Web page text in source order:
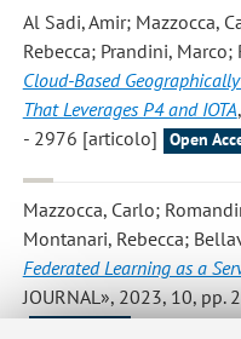
Al Sadi, Amir; Mazzocca,
Rebecca; Prandini,
Cloud-Based
That Leverages P4 and IOTA
- 2976 [articolo]
Open
Mazzocca, Carlo;
Montanari, Rebecca;
Federated Learning as a
JOURNAL», 2023, 10,